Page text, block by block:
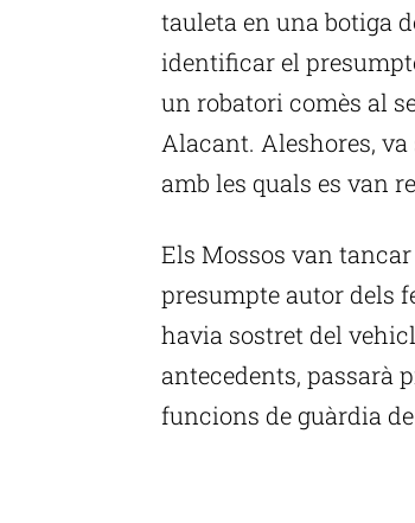
tauleta en una botiga
identificar el
un robatori comès al
Alacant. Aleshores,
amb les quals es van
Els Mossos van
presumpte autor dels
havia sostret del
antecedents, passarà
funcions de guàrdia